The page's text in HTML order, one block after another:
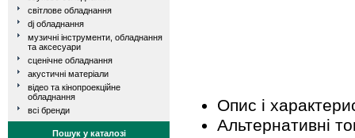
світлове обладнання
dj обладнання
музичні інструменти, обладнання
та аксесуари
сценічне обладнання
акустичні матеріали
відео та кінопроекційне
обладнання
всі бренди
Пошук у каталозі
Опис і
Альтернативні